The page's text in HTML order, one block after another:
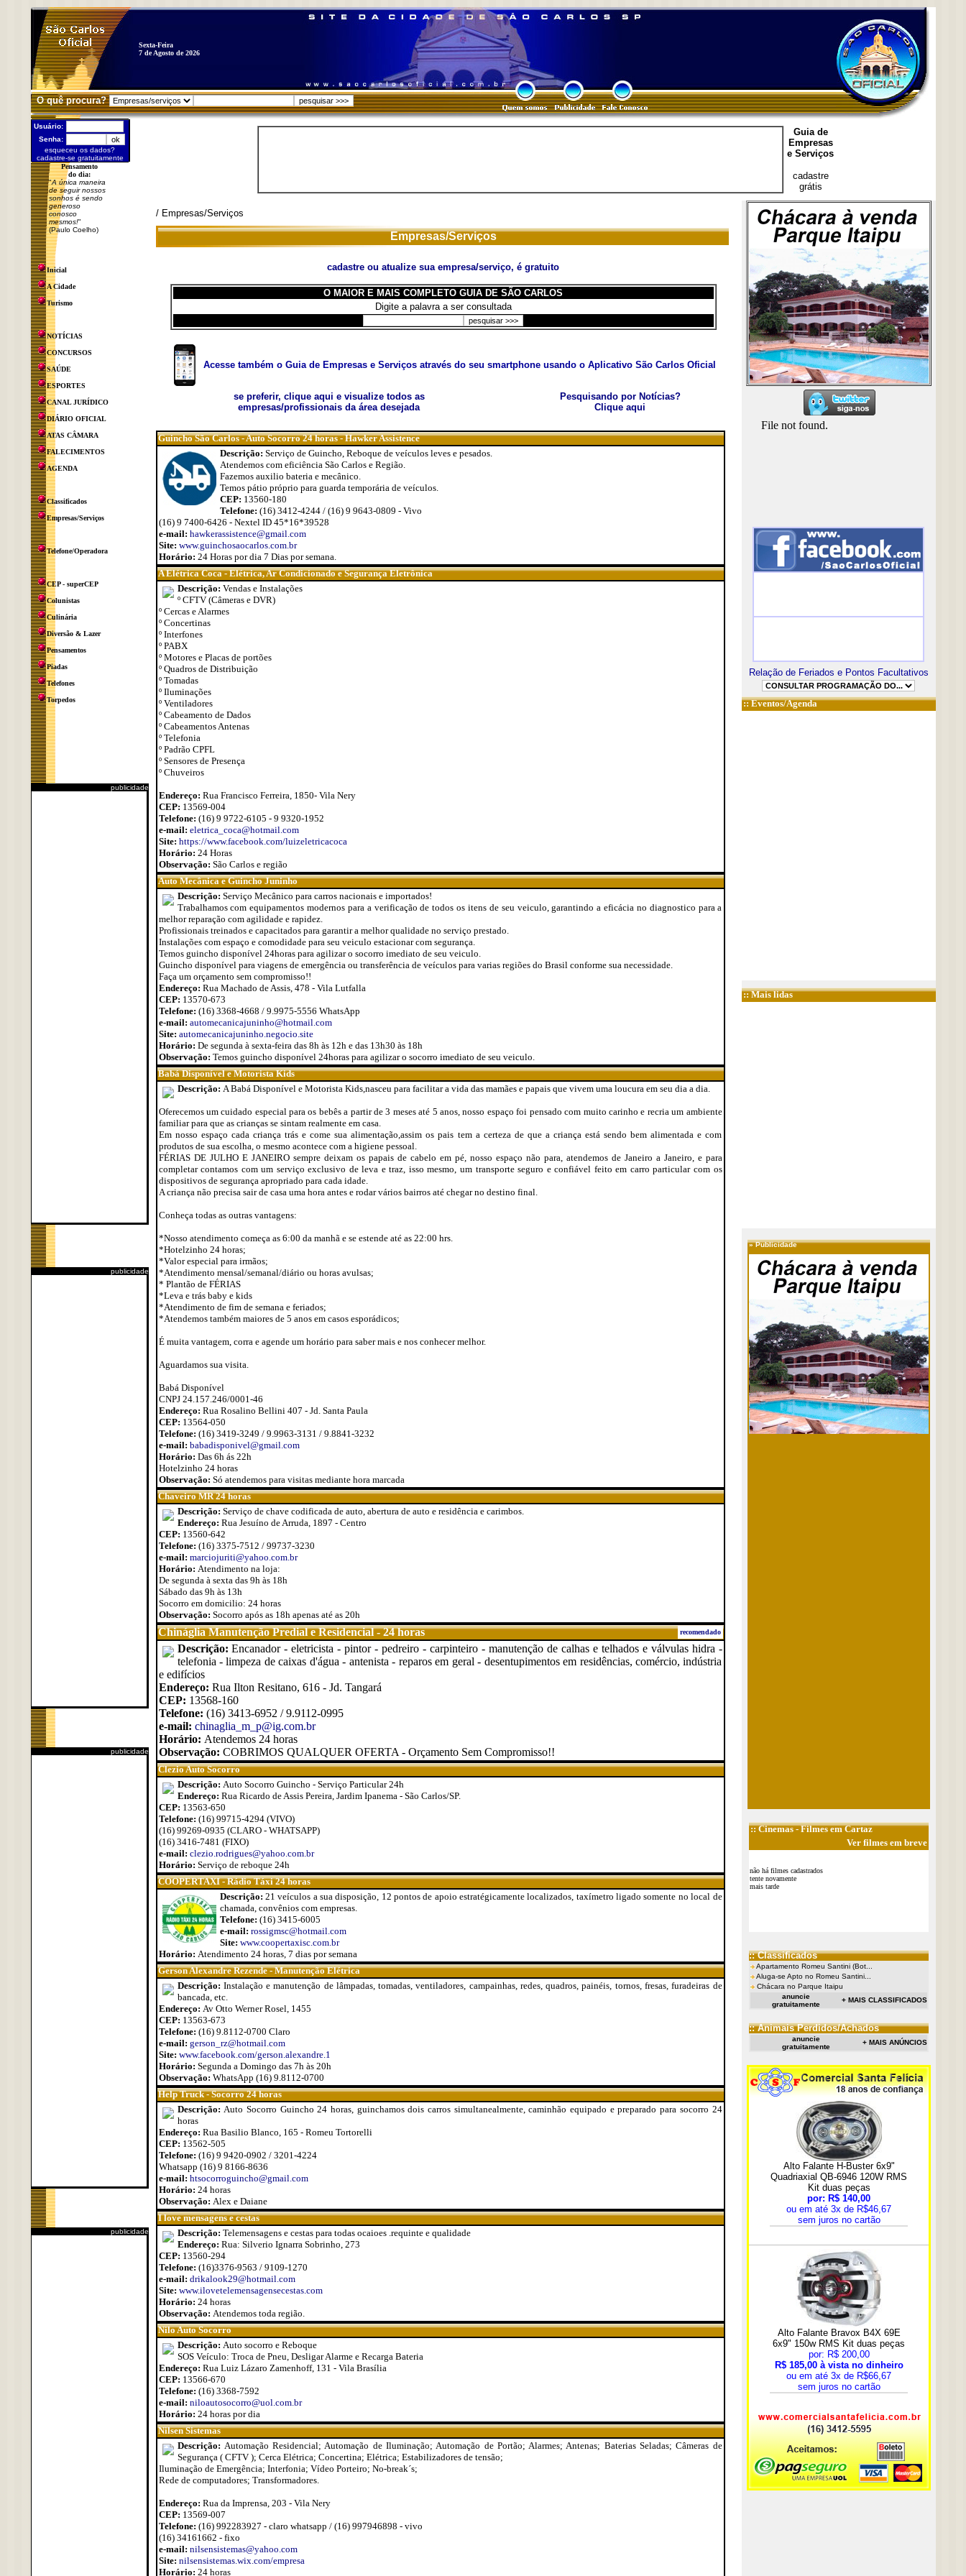
Sexta-Feira
7 de Agosto de 2026
O quê procura?
Usuário:
Senha:
esqueceu os dados?
cadastre-se gratuitamente
Pensamento
do dia:
"A única maneira
de seguir nossos
sonhos é sendo
generoso
conosco
mesmos!"
(Paulo Coelho)
Inicial
A Cidade
Turismo
NOTÍCIAS
CONCURSOS
SAÚDE
ESPORTES
CANAL JURÍDICO
DIÁRIO OFICIAL
ATAS CÂMARA
FALECIMENTOS
AGENDA
Classificados
Empresas/Serviços
Telefone/Operadora
CEP - superCEP
Colunistas
Culinária
Diversão & Lazer
Pensamentos
Piadas
Telefones
Torpedos
publicidade
publicidade
publicidade
publicidade
Guia de
Empresas
e Serviços
cadastre
grátis
/ Empresas/Serviços
Empresas/Serviços
cadastre ou atualize sua empresa/serviço, é gratuito
O MAIOR E MAIS COMPLETO GUIA DE SÃO CARLOS
Digite a palavra a ser consultada
Acesse também o Guia de Empresas e Serviços através do seu smartphone usando o Aplicativo São Carlos Oficial
se preferir, clique aqui e visualize todos as
empresas/profissionais da área desejada
Pesquisando por Notícias?
Clique aqui
Guincho São Carlos - Auto Socorro 24 horas - Hawker Assistence
Descrição: Serviço de Guincho, Reboque de veículos leves e pesados.
Atendemos com eficiência São Carlos e Região.
Fazemos auxilio bateria e mecânico.
Temos pátio próprio para guarda temporária de veículos.
CEP: 13560-180
Telefone: (16) 3412-4244 / (16) 9 9643-0809 - Vivo
(16) 9 7400-6426 - Nextel ID 45*16*39528
e-mail: hawkerassistence@gmail.com
Site: www.guinchosaocarlos.com.br
Horário: 24 Horas por dia 7 Dias por semana.
A Elétrica Coca - Elétrica, Ar Condicionado e Segurança Eletrônica
Descrição: Vendas e Instalações
º CFTV (Câmeras e DVR)
º Cercas e Alarmes
º Concertinas
º Interfones
º PABX
º Motores e Placas de portões
º Quadros de Distribuição
º Tomadas
º Iluminações
º Ventiladores
º Cabeamento de Dados
º Cabeamentos Antenas
º Telefonia
º Padrão CPFL
º Sensores de Presença
º Chuveiros
Endereço: Rua Francisco Ferreira, 1850- Vila Nery
CEP: 13569-004
Telefone: (16) 9 9722-6105 - 9 9320-1952
e-mail: eletrica_coca@hotmail.com
Site: https://www.facebook.com/luizeletricacoca
Horário: 24 Horas
Observação: São Carlos e região
Auto Mecânica e Guincho Juninho
Descrição: Serviço Mecânico para carros nacionais e importados!
Trabalhamos com equipamentos modernos para a verificação de todos os itens de seu veiculo, garantindo a eficácia no diagnostico para a
melhor reparação com agilidade e rapidez.
Profissionais treinados e capacitados para garantir a melhor qualidade no serviço prestado.
Instalações com espaço e comodidade para seu veiculo estacionar com segurança.
Temos guincho disponível 24horas para agilizar o socorro imediato de seu veiculo.
Guincho disponível para viagens de emergência ou transferência de veículos para varias regiões do Brasil conforme sua necessidade.
Faça um orçamento sem compromisso!!
Endereço: Rua Machado de Assis, 478 - Vila Lutfalla
CEP: 13570-673
Telefone: (16) 3368-4668 / 9.9975-5556 WhatsApp
e-mail: automecanicajuninho@hotmail.com
Site: automecanicajuninho.negocio.site
Horário: De segunda à sexta-feira das 8h às 12h e das 13h30 às 18h
Observação: Temos guincho disponível 24horas para agilizar o socorro imediato de seu veiculo.
Babá Disponível e Motorista Kids
Descrição: A Babá Disponível e Motorista Kids,nasceu para facilitar a vida das mamães e papais que vivem uma loucura em seu dia a dia.
Oferecemos um cuidado especial para os bebês a partir de 3 meses até 5 anos, nosso espaço foi pensado com muito carinho e recria um ambiente
familiar para que as crianças se sintam realmente em casa.
Em nosso espaço cada criança trás e come sua alimentação,assim os pais tem a certeza de que a criança está sendo bem alimentada e com
produtos de sua escolha, o mesmo acontece com a higiene pessoal.
FÉRIAS DE JULHO E JANEIRO sempre deixam os papais de cabelo em pé, nosso espaço não para, atendemos de Janeiro a Janeiro, e para
completar contamos com um serviço exclusivo de leva e traz, isso mesmo, um transporte seguro e confiável feito em carro particular com os
dispositivos de segurança apropriado para cada idade.
A criança não precisa sair de casa uma hora antes e rodar vários bairros até chegar no destino final.
Conheça todas as outras vantagens:
*Nosso atendimento começa as 6:00 da manhã e se estende até as 22:00 hrs.
*Hotelzinho 24 horas;
*Valor especial para irmãos;
*Atendimento mensal/semanal/diário ou horas avulsas;
* Plantão de FÉRIAS
*Leva e trás baby e kids
*Atendimento de fim de semana e feriados;
*Atendemos também maiores de 5 anos em casos esporádicos;
É muita vantagem, corra e agende um horário para saber mais e nos conhecer melhor.
Aguardamos sua visita.
Babá Disponível
CNPJ 24.157.246/0001-46
Endereço: Rua Rosalino Bellini 407 - Jd. Santa Paula
CEP: 13564-050
Telefone: (16) 3419-3249 / 9.9963-3131 / 9.8841-3232
e-mail: babadisponivel@gmail.com
Horário: Das 6h ás 22h
Hotelzinho 24 horas
Observação: Só atendemos para visitas mediante hora marcada
Chaveiro MR 24 horas
Descrição: Serviço de chave codificada de auto, abertura de auto e residência e carimbos.
Endereço: Rua Jesuíno de Arruda, 1897 - Centro
CEP: 13560-642
Telefone: (16) 3375-7512 / 99737-3230
e-mail: marciojuriti@yahoo.com.br
Horário: Atendimento na loja:
De segunda à sexta das 9h às 18h
Sábado das 9h às 13h
Socorro em domicilio: 24 horas
Observação: Socorro após as 18h apenas até as 20h
Chináglia Manutenção Predial e Residencial - 24 horas recomendado
Descrição:Encanador - eletricista - pintor - pedreiro - carpinteiro - manutenção de calhas e telhados e válvulas hidra -
telefonia - limpeza de caixas d'água - antenista - reparos em geral - desentupimentos em residências, comércio, indústria
e edifícios
Endereço: Rua Ilton Resitano, 616 - Jd. Tangará
CEP: 13568-160
Telefone: (16) 3413-6952 / 9.9112-0995
e-mail: chinaglia_m_p@ig.com.br
Horário: Atendemos 24 horas
Observação: COBRIMOS QUALQUER OFERTA - Orçamento Sem Compromisso!!
Clezio Auto Socorro
Descrição: Auto Socorro Guincho - Serviço Particular 24h
Endereço: Rua Ricardo de Assis Pereira, Jardim Ipanema - São Carlos/SP.
CEP: 13563-650
Telefone: (16) 99715-4294 (VIVO)
(16) 99269-0935 (CLARO - WHATSAPP)
(16) 3416-7481 (FIXO)
e-mail: clezio.rodrigues@yahoo.com.br
Horário: Serviço de reboque 24h
COOPERTAXI - Rádio Táxi 24 horas
Descrição: 21 veículos a sua disposição, 12 pontos de apoio estratégicamente localizados, taxímetro ligado somente no local de
chamada, convênios com empresas.
Telefone: (16) 3415-6005
e-mail: rossigmsc@hotmail.com
Site: www.coopertaxisc.com.br
Horário: Atendimento 24 horas, 7 dias por semana
Gerson Alexandre Rezende - Manutenção Elétrica
Descrição: Instalação e manutenção de lâmpadas, tomadas, ventiladores, campainhas, redes, quadros, painéis, tornos, fresas, furadeiras de
bancada, etc.
Endereço: Av Otto Werner Rosel, 1455
CEP: 13563-673
Telefone: (16) 9.8112-0700 Claro
e-mail: gerson_rz@hotmail.com
Site: www.facebook.com/gerson.alexandre.1
Horário: Segunda a Domingo das 7h às 20h
Observação: WhatsApp (16) 9.8112-0700
Help Truck - Socorro 24 horas
Descrição:Auto Socorro Guincho 24 horas, guinchamos dois carros simultanealmente, caminhão equipado e preparado para socorro 24
horas
Endereço: Rua Basilio Blanco, 165 - Romeu Tortorelli
CEP: 13562-505
Telefone: (16) 9 9420-0902 / 3201-4224
Whatsapp (16) 9 8166-8636
e-mail: htsocorroguincho@gmail.com
Horário: 24 horas
Observação: Alex e Daiane
I love mensagens e cestas
Descrição: Telemensagens e cestas para todas ocaioes .requinte e qualidade
Endereço: Rua: Silverio Ignarra Sobrinho, 273
CEP: 13560-294
Telefone: (16)3376-9563 / 9109-1270
e-mail: drikalook29@hotmail.com
Site: www.ilovetelemensagensecestas.com
Horário: 24 horas
Observação: Atendemos toda região.
Nilo Auto Socorro
Descrição: Auto socorro e Reboque
SOS Veículo: Troca de Pneu, Desligar Alarme e Recarga Bateria
Endereço: Rua Luiz Lázaro Zamenhoff, 131 - Vila Brasília
CEP: 13566-670
Telefone: (16) 3368-7592
e-mail: niloautosocorro@uol.com.br
Horário: 24 horas por dia
Nilsen Sistemas
Descrição: Automação Residencial; Automação de Iluminação; Automação de Portão; Alarmes; Antenas; Baterias Seladas; Câmeras de
Segurança ( CFTV ); Cerca Elétrica; Concertina; Elétrica; Estabilizadores de tensão;
Iluminação de Emergência; Interfonia; Vídeo Porteiro; No-break´s;
Rede de computadores; Transformadores.
Endereço: Rua da Imprensa, 203 - Vila Nery
CEP: 13569-007
Telefone: (16) 992283927 - claro whatsapp / (16) 997946898 - vivo
(16) 34161662 - fixo
e-mail: nilsensistemas@yahoo.com
Site: nilsensistemas.wix.com/empresa
Horário: 24 horas
Relação de Feriados e Pontos Facultativos
::Eventos/Agenda
:: Mais lidas
»Publicidade
::Cinemas- Filmes em Cartaz
Ver filmes em breve
não há filmes cadastrados
tente novamente
mais tarde
:: Classificados
Apartamento Romeu Santini (Bot...
Aluga-se Apto no Romeu Santini...
Chácara no Parque Itaipu
anuncie
gratuitamente
+ MAIS CLASSIFICADOS
:: Animais Perdidos/Achados
anuncie
gratuitamente
+ MAIS ANÚNCIOS